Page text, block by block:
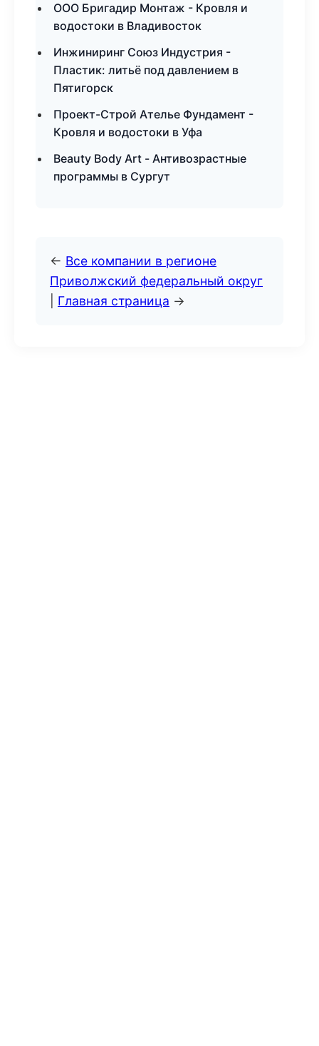
ООО Бригадир Монтаж - Кровля и
водостоки в Владивосток
Инжиниринг Союз Индустрия -
Пластик: литьё под давлением в
Пятигорск
Проект-Строй Ателье Фундамент -
Кровля и водостоки в Уфа
Beauty Body Art - Антивозрастные
программы в Сургут
← Все компании в регионе
Приволжский федеральный округ
Главная страница →